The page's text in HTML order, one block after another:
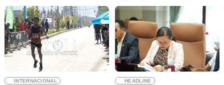
INTERNACIONAL HEADLINE